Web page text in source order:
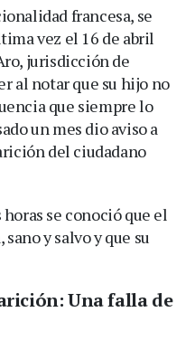
francesa, se
vez el 16 de abril
jurisdicción de
al notar que su hijo no
que siempre lo
un mes dio aviso a
del ciudadano
se conoció que el
y salvo y que su
Una falla de